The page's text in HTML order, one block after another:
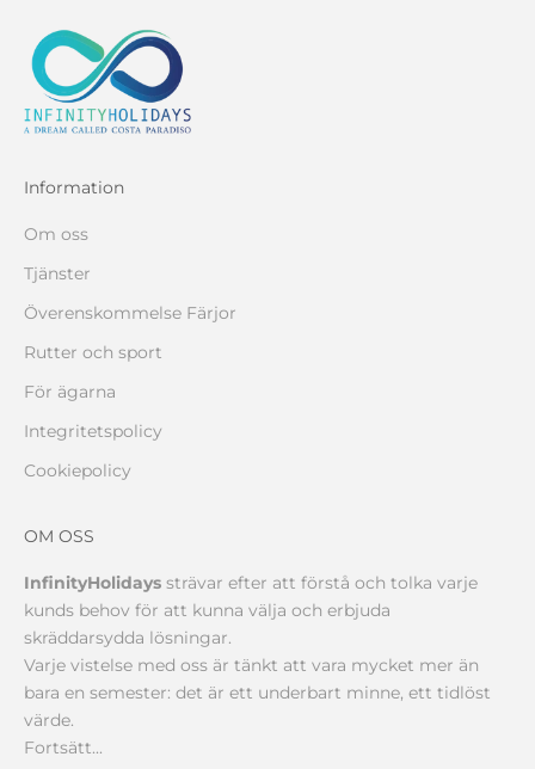
Information
Om oss
Tjänster
Överenskommelse Färjor
Rutter och sport
För ägarna
Integritetspolicy
Cookiepolicy
OM OSS
InfinityHolidays strävar efter att förstå och tolka varje
kunds behov för att kunna välja och erbjuda
skräddarsydda lösningar.
Varje vistelse med oss är tänkt att vara mycket mer än
bara en semester: det är ett underbart minne, ett tidlöst
värde.
Fortsätt...